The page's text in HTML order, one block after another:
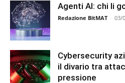
Agenti AI: chi li
Redazione BitMAT - 03/
Cybersecurity
il divario tra
pressione